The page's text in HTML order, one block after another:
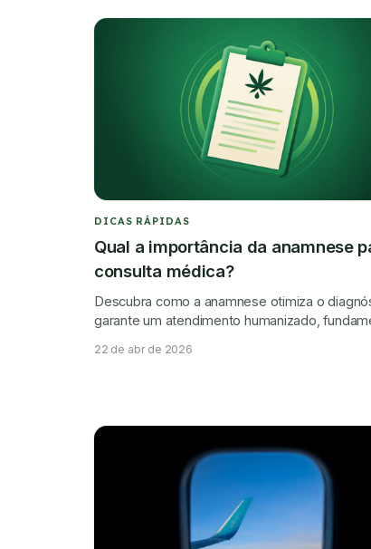
DICAS RÁPIDAS
Qual a importância da anamnese
consulta médica?
Descubra como a anamnese otimiza o
garante um atendimento humanizado,
22 de abr de 2026